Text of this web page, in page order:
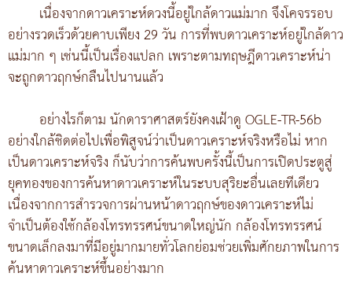
เนื่องจากดาวเคราะห์ดวงนี้อยู่ใกล้ดาวแม่มาก จึงโคจรรอบ
อย่างรวดเร็วด้วยคาบเพียง 29 วัน การที่พบดาวเคราะห์อยู่ใกล้ดาว
แม่มาก ๆ เช่นนี้เป็นเรื่องแปลก เพราะตามทฤษฎีดาวเคราะห์น่า
จะถูกดาวฤกษ์กลืนไปนานแล้ว
อย่างไรก็ตาม นักดาราศาสตร์ยังคงเฝ้าดู OGLE-TR-56b
อย่างใกล้ชิดต่อไปเพื่อพิสูจน์ว่าเป็นดาวเคราะห์จริงหรือไม่ หาก
เป็นดาวเคราะห์จริง ก็นับว่าการค้นพบครั้งนี้เป็นการเปิดประตูสู่
ยุคทองของการค้นหาดาวเคราะห์ในระบบสุริยะอื่นเลยทีเดียว
เนื่องจากการสำรวจการผ่านหน้าดาวฤกษ์ของดาวเคราะห์ไม่
จำเป็นต้องใช้กล้องโทรทรรศน์ขนาดใหญ่นัก กล้องโทรทรรศน์
ขนาดเล็กลงมาที่มีอยู่มากมายทั่วโลกย่อมช่วยเพิ่มศักยภาพในการ
ค้นหาดาวเคราะห์ขึ้นอย่างมาก